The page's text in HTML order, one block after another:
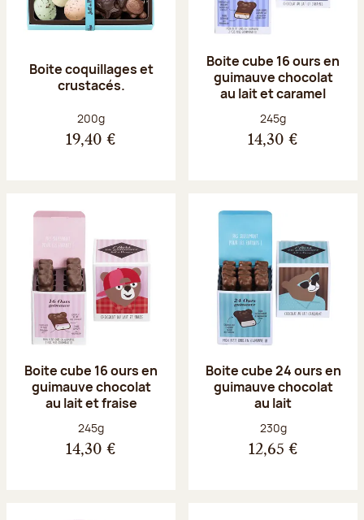
Boite coquillages et
crustacés.
Poids net :
200g
19,40 €
Boite cube 16 ours en
guimauve chocolat
au lait et caramel
Poids net :
245g
14,30 €
Boite cube 16 ours en
guimauve chocolat
au lait et fraise
Poids net :
245g
14,30 €
Boite cube 24 ours en
guimauve chocolat
au lait
Poids net :
230g
12,65 €